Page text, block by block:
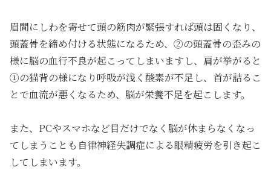
眉間にしわを寄せて頭の筋肉が緊張すれば頭は固くなり、
頭蓋骨を締め付ける状態になるため、②の頭蓋骨の歪みの
様に脳の血行不良が起こってしまいますし、肩が挙がると
①の猫背の様になり呼吸が浅く酸素が不足し、首が詰るこ
とで血流が悪くなるため、脳が栄養不足を起こします。
また、PCやスマホなど目だけでなく脳が休まらなくなっ
てしまうことも自律神経失調症による眼精疲労を引き起こ
してしまいます。